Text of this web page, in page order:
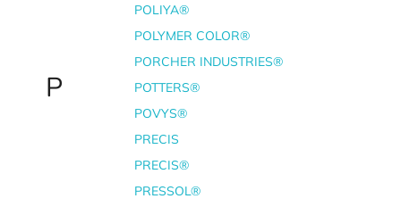
P
POLIYA®
POLYMER COLOR®
PORCHER INDUSTRIES®
POTTERS®
POVYS®
PRECIS
PRECIS®
PRESSOL®